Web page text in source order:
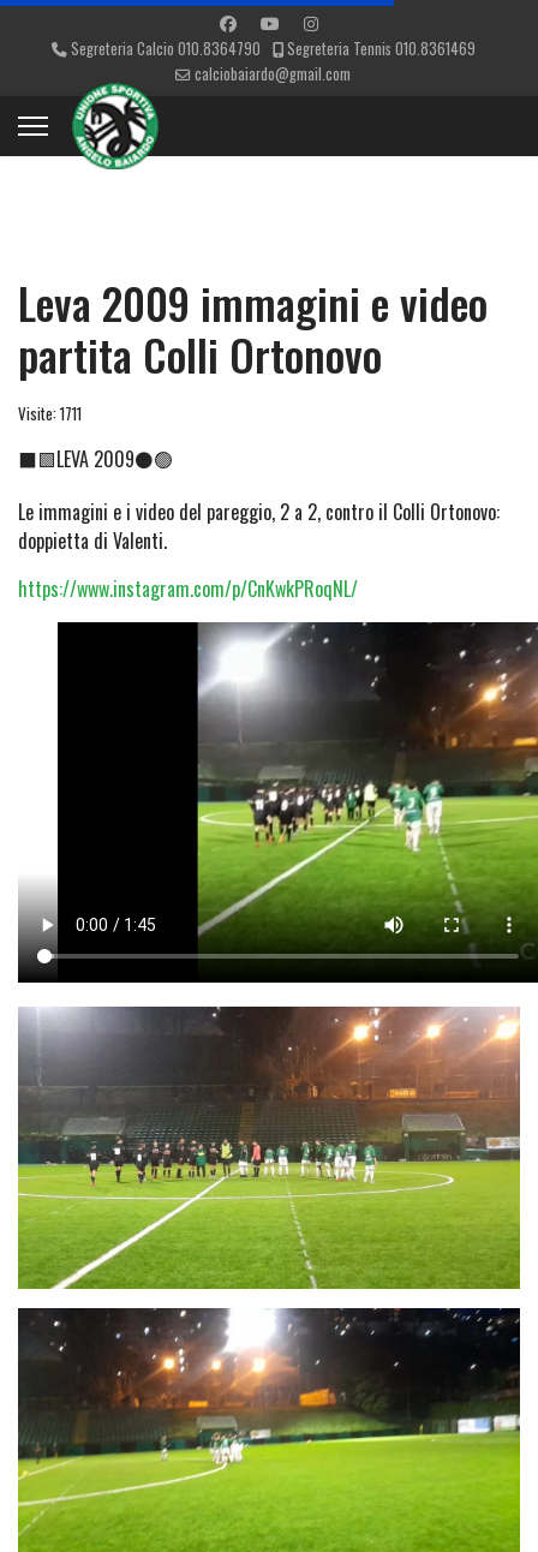
Segreteria Calcio 010.8364790
Segreteria Tennis 010.8361469
calciobaiardo@gmail.com
Leva 2009 immagini e video
partita Colli Ortonovo
Visite: 1711
⬛🟩LEVA 2009⚫🟢
Le immagini e i video del pareggio, 2 a 2, contro il Colli Ortonovo:
doppietta di Valenti.
https://www.instagram.com/p/CnKwkPRoqNL/